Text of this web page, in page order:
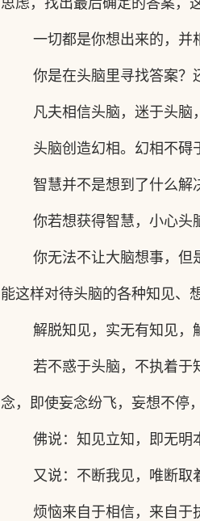
思虑，找出最后确定的答案，
一切都是你想出来的，并
你是在头脑里寻找答案？
凡夫相信头脑，迷于头脑
头脑创造幻相。幻相不碍
智慧并不是想到了什么解
你若想获得智慧，小心头
你无法不让大脑想事，但
能这样对待头脑的各种知见、
解脱知见，实无有知见，
若不惑于头脑，不执着于
念，即使妄念纷飞，妄想不停
佛说：知见立知，即无明
又说：不断我见，唯断取
烦恼来自于相信，来自于